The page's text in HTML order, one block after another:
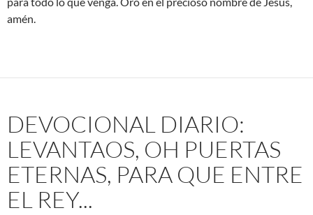
amén.
DEVOCIONAL DIARIO:
LEVANTAOS, OH PUERTAS
ETERNAS, PARA QUE ENTRE
EL REY...